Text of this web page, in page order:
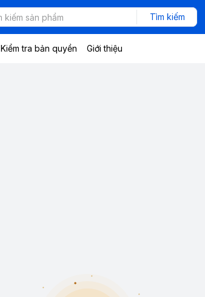
Tìm kiếm
Kiểm tra bản quyền Giới thiệu